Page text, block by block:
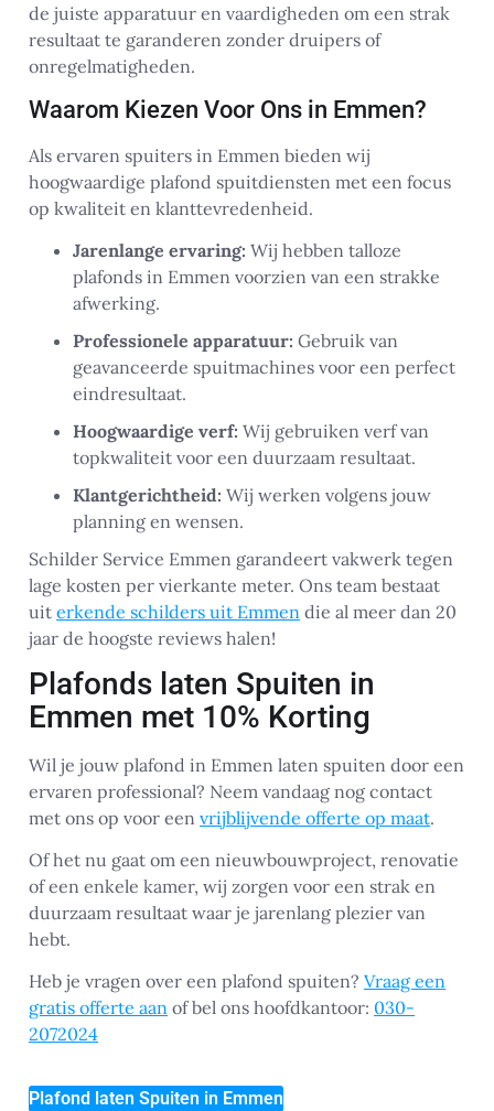
de juiste apparatuur en vaardigheden om een strak
resultaat te garanderen zonder druipers of
onregelmatigheden.
Waarom Kiezen Voor Ons in Emmen?
Als ervaren spuiters in Emmen bieden wij
hoogwaardige plafond spuitdiensten met een focus
op kwaliteit en klanttevredenheid.
Jarenlange ervaring: Wij hebben talloze
plafonds in Emmen voorzien van een strakke
afwerking.
Professionele apparatuur: Gebruik van
geavanceerde spuitmachines voor een perfect
eindresultaat.
Hoogwaardige verf: Wij gebruiken verf van
topkwaliteit voor een duurzaam resultaat.
Klantgerichtheid: Wij werken volgens jouw
planning en wensen.
Schilder Service Emmen garandeert vakwerk tegen
lage kosten per vierkante meter. Ons team bestaat
uit erkende schilders uit Emmen die al meer dan 20
jaar de hoogste reviews halen!
Plafonds laten Spuiten in
Emmen met 10% Korting
Wil je jouw plafond in Emmen laten spuiten door een
ervaren professional? Neem vandaag nog contact
met ons op voor een vrijblijvende offerte op maat.
Of het nu gaat om een nieuwbouwproject, renovatie
of een enkele kamer, wij zorgen voor een strak en
duurzaam resultaat waar je jarenlang plezier van
hebt.
Heb je vragen over een plafond spuiten? Vraag een
gratis offerte aan of bel ons hoofdkantoor: 030-
2072024
Plafond laten Spuiten in Emmen